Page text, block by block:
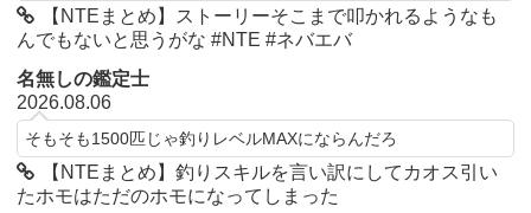
【NTEまとめ】ストーリーそこまで叩かれるようなも
んでもないと思うがな #NTE #ネバエバ
名無しの鑑定士
2026.08.06
そもそも1500匹じゃ釣りレベルMAXにならんだろ
【NTEまとめ】釣りスキルを言い訳にしてカオス引い
たホモはただのホモになってしまった